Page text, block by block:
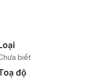
Loại
biết
độ